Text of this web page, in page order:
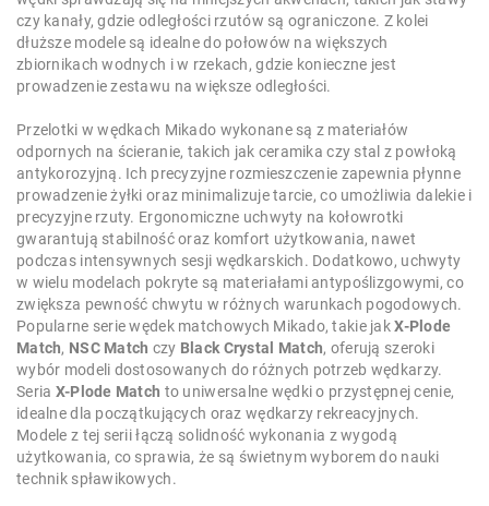
czy kanały, gdzie odległości rzutów są ograniczone. Z kolei
dłuższe modele są idealne do połowów na większych
zbiornikach wodnych i w rzekach, gdzie konieczne jest
prowadzenie zestawu na większe odległości.
Przelotki w wędkach Mikado wykonane są z materiałów
odpornych na ścieranie, takich jak ceramika czy stal z powłoką
antykorozyjną. Ich precyzyjne rozmieszczenie zapewnia płynne
prowadzenie żyłki oraz minimalizuje tarcie, co umożliwia dalekie i
precyzyjne rzuty. Ergonomiczne uchwyty na kołowrotki
gwarantują stabilność oraz komfort użytkowania, nawet
podczas intensywnych sesji wędkarskich. Dodatkowo, uchwyty
w wielu modelach pokryte są materiałami antypoślizgowymi, co
zwiększa pewność chwytu w różnych warunkach pogodowych.
Popularne serie wędek matchowych Mikado, takie jakX-Plode
Match, NSC Match czy Black Crystal Match, oferują szeroki
wybór modeli dostosowanych do różnych potrzeb wędkarzy.
Seria X-Plode Match to uniwersalne wędki o przystępnej cenie,
idealne dla początkujących oraz wędkarzy rekreacyjnych.
Modele z tej serii łączą solidność wykonania z wygodą
użytkowania, co sprawia, że są świetnym wyborem do nauki
technik spławikowych.